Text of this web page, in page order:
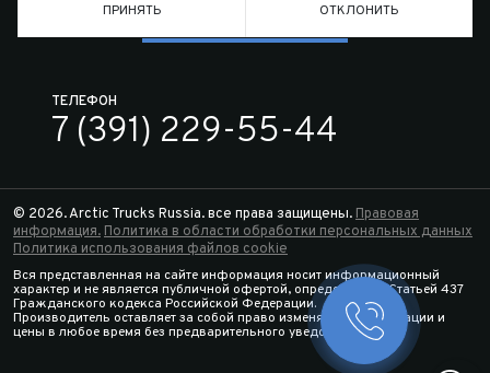
ТЕЛЕФОН
7 (391) 229-55-44
© 2026. Arctic Trucks Russia. все права защищены. Правовая
информация. Политика в области обработки персональных данных
Политика использования файлов cookie
Вся представленная на сайте информация носит информационный
характер и не является публичной офертой, определяемой Статьей 437
Гражданского кодекса Российской Федерации.
Производитель оставляет за собой право изменять спецификации и
цены в любое время без предварительного уведомления.
Заказать
ПРИНЯТЬ ОТКЛОНИТЬ